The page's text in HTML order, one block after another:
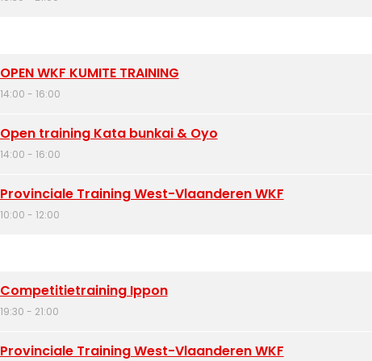
OPEN WKF KUMITE TRAINING
14:00 - 16:00
Open training Kata bunkai & Oyo
14:00 - 16:00
Provinciale Training West-Vlaanderen WKF
10:00 - 12:00
Competitietraining Ippon
19:30 - 21:00
Provinciale Training West-Vlaanderen WKF